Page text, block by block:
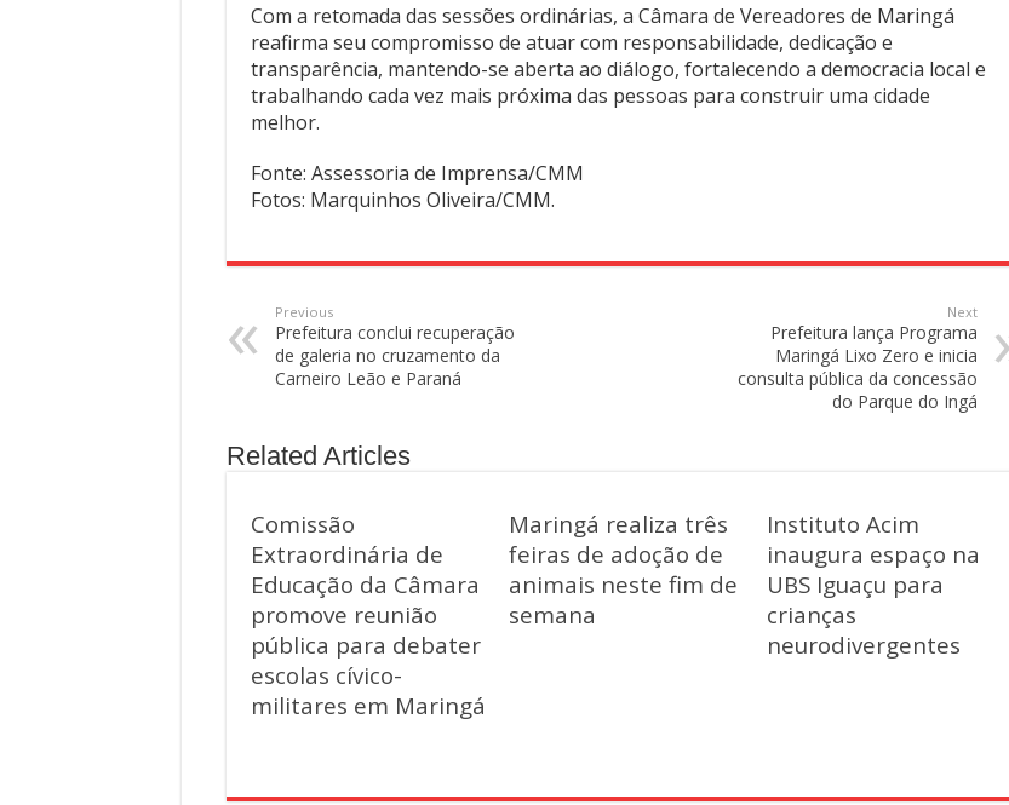
Com a retomada das sessões ordinárias, a Câmara de Vereadores de Maringá
reafirma seu compromisso de atuar com responsabilidade, dedicação e
transparência, mantendo-se aberta ao diálogo, fortalecendo a democracia local e
trabalhando cada vez mais próxima das pessoas para construir uma cidade
melhor.
Fonte: Assessoria de Imprensa/CMM
Fotos: Marquinhos Oliveira/CMM.
Previous
Prefeitura conclui recuperação
de galeria no cruzamento da
Carneiro Leão e Paraná
Next
Prefeitura lança Programa
Maringá Lixo Zero e inicia
consulta pública da concessão
do Parque do Ingá
Related Articles
Comissão
Extraordinária de
Educação da Câmara
promove reunião
pública para debater
escolas cívico-
militares em Maringá
Maringá realiza três
feiras de adoção de
animais neste fim de
semana
Instituto Acim
inaugura espaço na
UBS Iguaçu para
crianças
neurodivergentes